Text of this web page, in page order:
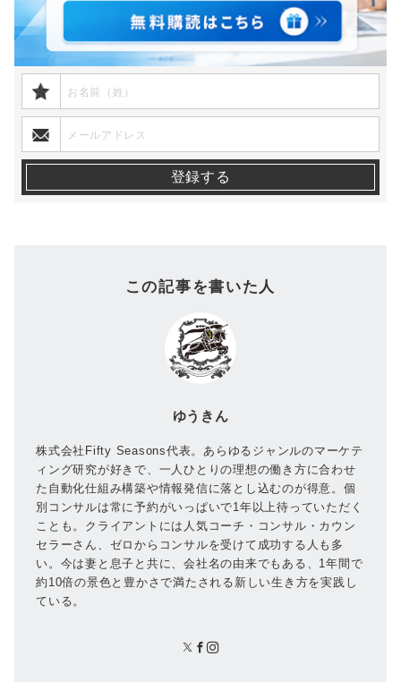
この記事を書いた人
ゆうきん
株式会社Fifty Seasons代表。あらゆるジャンルのマーケテ
ィング研究が好きで、一人ひとりの理想の働き方に合わせ
た自動化仕組み構築や情報発信に落とし込むのが得意。個
別コンサルは常に予約がいっぱいで1年以上待っていただく
ことも。クライアントには人気コーチ・コンサル・カウン
セラーさん、ゼロからコンサルを受けて成功する人も多
い。今は妻と息子と共に、会社名の由来でもある、1年間で
約10倍の景色と豊かさで満たされる新しい生き方を実践し
ている。